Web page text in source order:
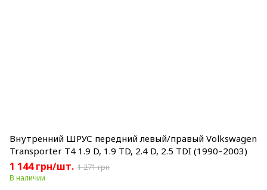
Внутренний ШРУС передний левый/правый Volkswagen
Transporter T4 1.9 D, 1.9 TD, 2.4 D, 2.5 TDI (1990–2003)
1 144 грн/шт. 1 271 грн
В наличии